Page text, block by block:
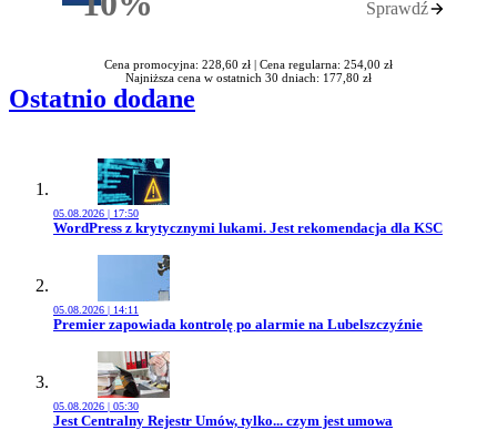
Rabatu Sprawdź
Cena promocyjna: 228,60 zł | Cena regularna: 254,00 zł
Najniższa cena w ostatnich 30 dniach: 177,80 zł
Ostatnio dodane
05.08.2026 | 17:50
Przejdź do artykułu:
WordPress z krytycznymi lukami. Jest rekomendacja dla KSC
05.08.2026 | 14:11
Przejdź do artykułu:
Premier zapowiada kontrolę po alarmie na Lubelszczyźnie
05.08.2026 | 05:30
Przejdź do artykułu:
Jest Centralny Rejestr Umów, tylko... czym jest umowa